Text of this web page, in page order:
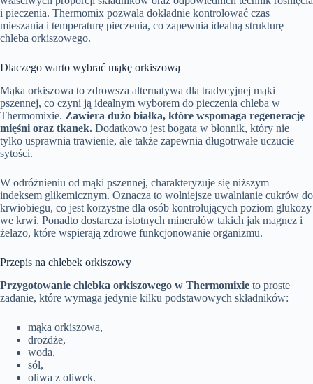
i pieczenia. Thermomix pozwala dokładnie kontrolować czas
mieszania i temperaturę pieczenia, co zapewnia idealną strukturę
chleba orkiszowego.
Dlaczego warto wybrać mąkę orkiszową
Mąka orkiszowa to zdrowsza alternatywa dla tradycyjnej mąki
pszennej, co czyni ją idealnym wyborem do pieczenia chleba w
Thermomixie. Zawiera dużo białka, które wspomaga regenerację
mięśni oraz tkanek. Dodatkowo jest bogata w błonnik, który nie
tylko usprawnia trawienie, ale także zapewnia długotrwałe uczucie
sytości.
W odróżnieniu od mąki pszennej, charakteryzuje się niższym
indeksem glikemicznym. Oznacza to wolniejsze uwalnianie cukrów do
krwiobiegu, co jest korzystne dla osób kontrolujących poziom glukozy
we krwi. Ponadto dostarcza istotnych minerałów takich jak magnez i
żelazo, które wspierają zdrowe funkcjonowanie organizmu.
Przepis na chlebek orkiszowy
Przygotowanie chlebka orkiszowego w Thermomixie to proste
zadanie, które wymaga jedynie kilku podstawowych składników:
mąka orkiszowa,
drożdże,
woda,
sól,
oliwa z oliwek.